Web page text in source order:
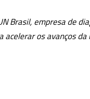
Brasil, empresa de
os avanços